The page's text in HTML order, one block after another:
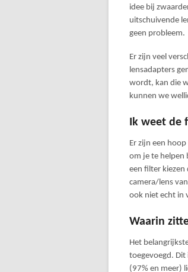
idee bij
uitschuivende
geen probleem.
Er zijn veel
lensadapters
wordt, kan die
kunnen we
Ik weet
Er zijn een
om je te helpen
een filter kiezen
camera/lens
ook niet echt in
Waarin
Het
toegevoegd. Dit
(97% en meer)